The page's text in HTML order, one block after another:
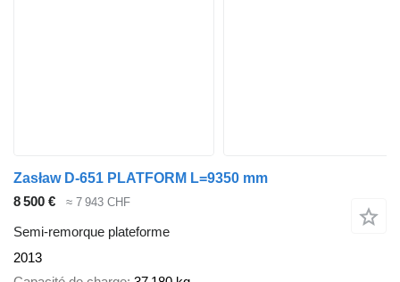
Zasław D-651 PLATFORM L=9350 mm
8 500 €
≈ 7 943 CHF
Semi-remorque plateforme
2013